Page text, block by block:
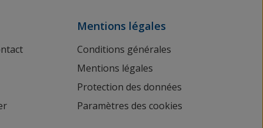
Mentions légales
Conditions générales
Mentions légales
Protection des données
Paramètres des cookies